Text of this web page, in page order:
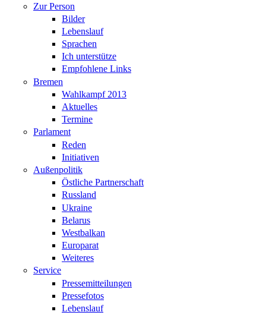
Zur Person
Bilder
Lebenslauf
Sprachen
Ich unterstütze
Empfohlene Links
Bremen
Wahlkampf 2013
Aktuelles
Termine
Parlament
Reden
Initiativen
Außenpolitik
Östliche Partnerschaft
Russland
Ukraine
Belarus
Westbalkan
Europarat
Weiteres
Service
Pressemitteilungen
Pressefotos
Lebenslauf